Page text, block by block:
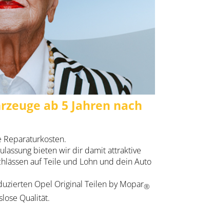
ab 5 Jahren nach
Reparaturkosten.
bieten wir dir damit attraktive
auf Teile und Lohn und dein Auto
Opel Original Teilen by Mopar®
Qualität.